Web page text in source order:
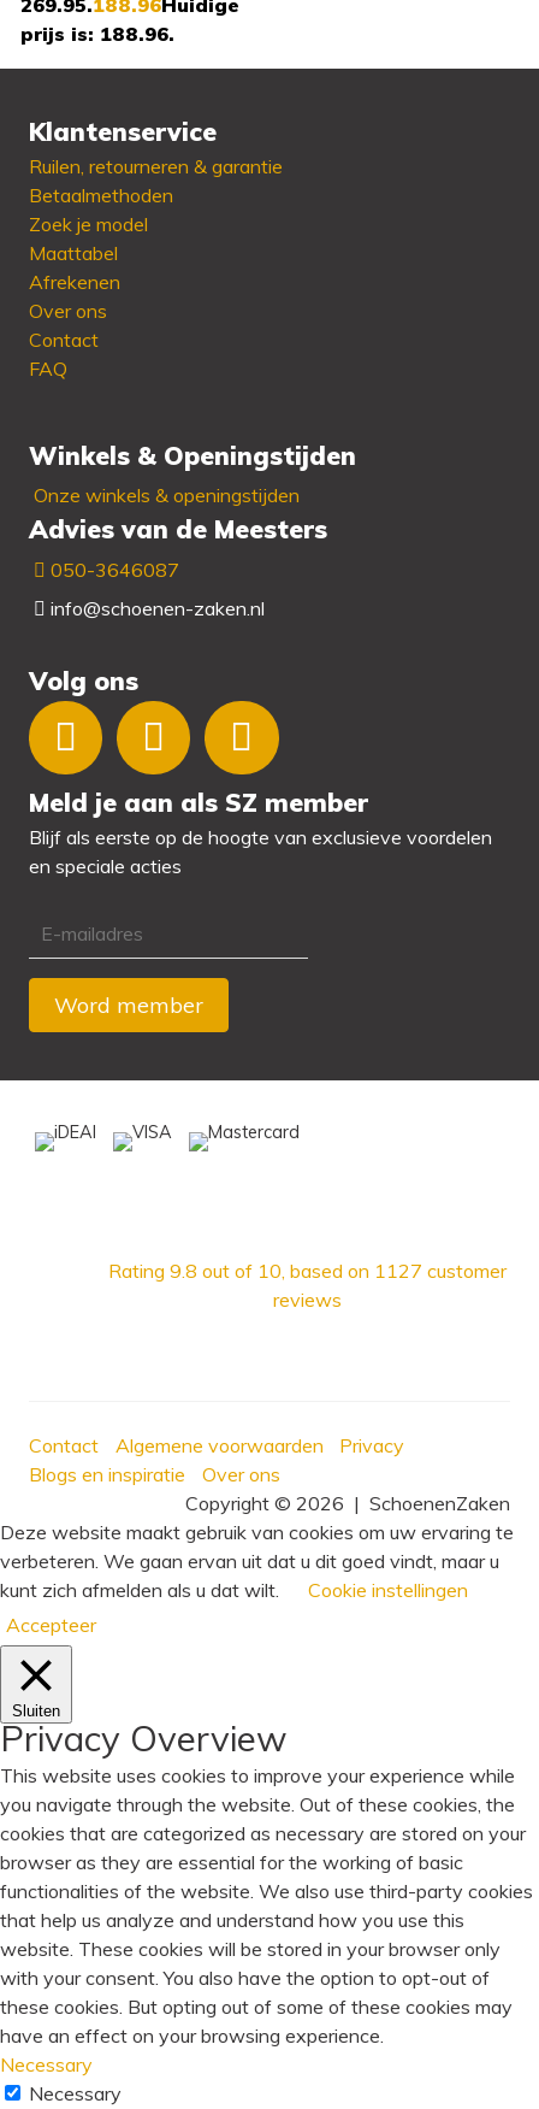
269.95.188.96Huidige
prijs is: 188.96.
Beschikbaar in: 36 - 37
- 39 - 41
Klantenservice
Ruilen, retourneren & garantie
Betaalmethoden
Zoek je model
Maattabel
Afrekenen
Over ons
Contact
FAQ
Winkels & Openingstijden
Onze winkels & openingstijden
Advies van de Meesters
050-3646087
info@schoenen-zaken.nl
Volg ons
Meld je aan als SZ member
Blijf als eerste op de hoogte van exclusieve voordelen
en speciale acties
Rating 9.8 out of 10, based on 1127 customer
reviews
Contact Algemene voorwaarden
Privacy
Blogs en inspiratie
Over ons
Copyright © 2026 | SchoenenZaken
Deze website maakt gebruik van cookies om uw ervaring te
verbeteren. We gaan ervan uit dat u dit goed vindt, maar u
kunt zich afmelden als u dat wilt.
Cookie instellingen
Accepteer
Sluiten
Privacy Overview
This website uses cookies to improve your experience while
you navigate through the website. Out of these cookies, the
cookies that are categorized as necessary are stored on your
browser as they are essential for the working of basic
functionalities of the website. We also use third-party cookies
that help us analyze and understand how you use this
website. These cookies will be stored in your browser only
with your consent. You also have the option to opt-out of
these cookies. But opting out of some of these cookies may
have an effect on your browsing experience.
Necessary
Necessary